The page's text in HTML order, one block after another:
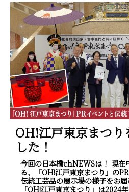
OH!江戸東京まつり
した！
今回の日本橋chNEWSは！ 現在
る、「OH!江戸東京まつり」の
伝統工芸品の展示場の様子をお
「OH!江戸東京まつり」は2024